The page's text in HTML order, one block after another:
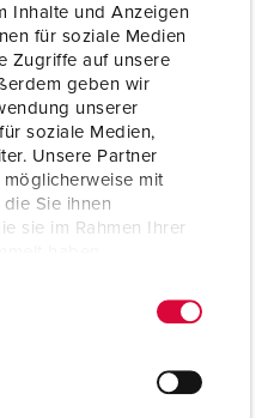
Inhalte und Anzeigen
für soziale Medien
Zugriffe auf unsere
geben wir
unserer
soziale Medien,
Unsere Partner
mit
Sie ihnen
sie im Rahmen Ihrer